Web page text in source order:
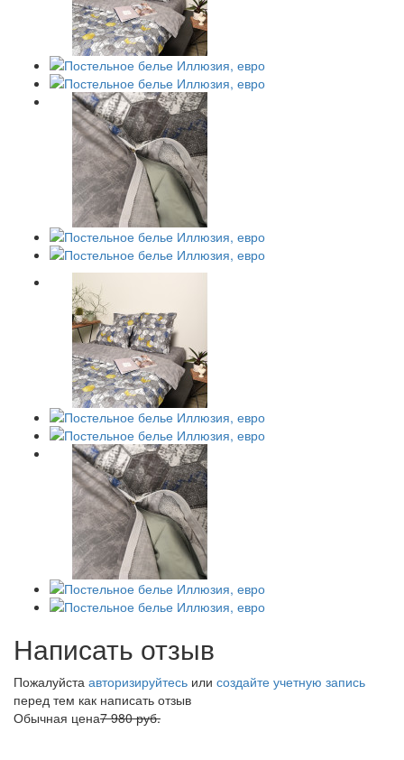
Написать отзыв
Пожалуйста авторизируйтесь или создайте учетную запись
перед тем как написать отзыв
Обычная цена7 980 руб.